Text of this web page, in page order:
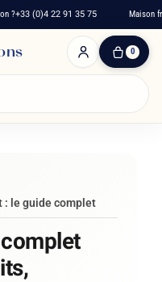
35 75 Maison française depuis
0
0
: le guide complet